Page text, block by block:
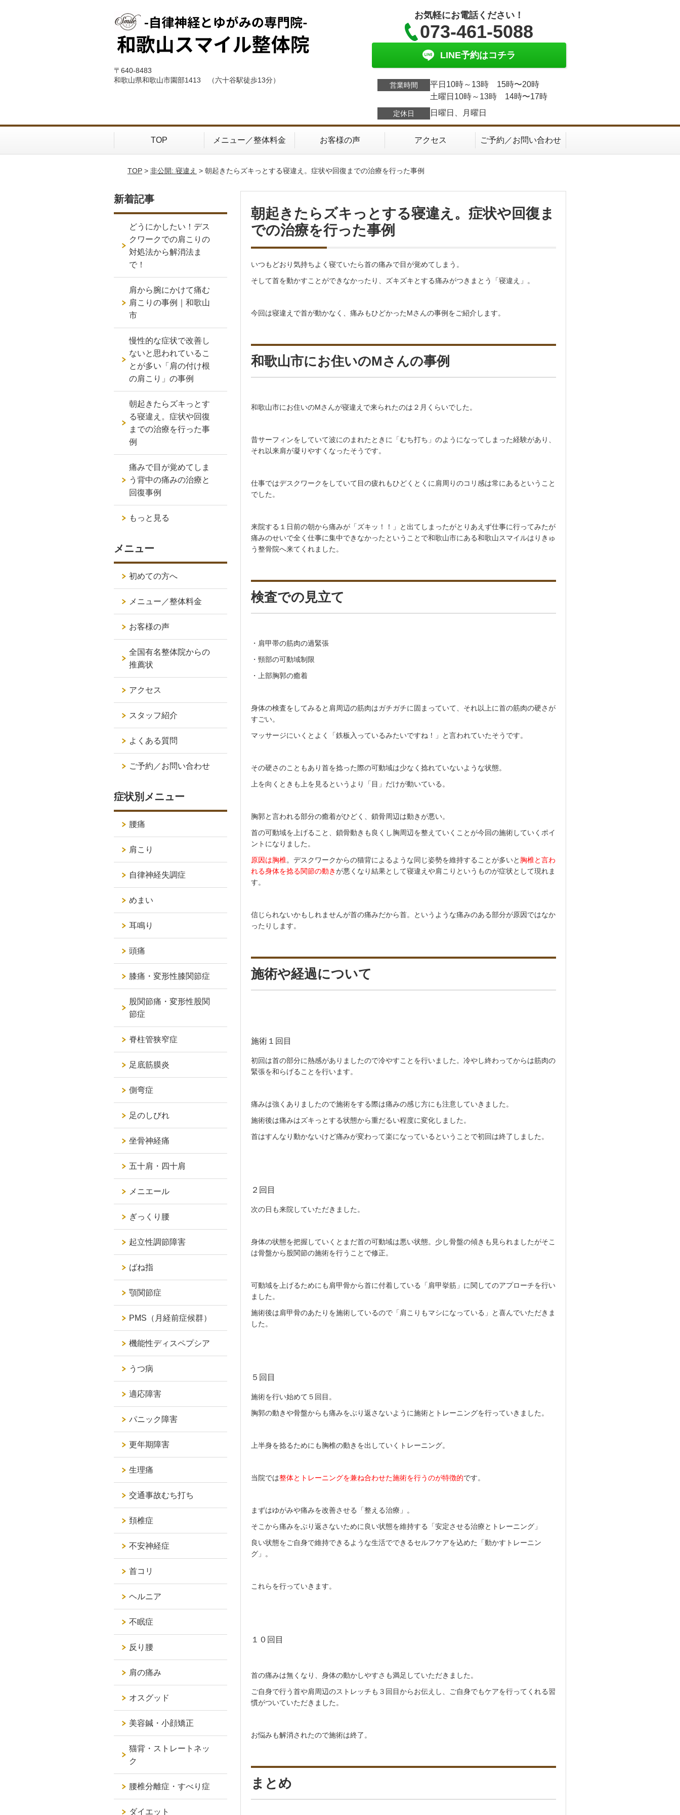
〒640-8483
和歌山県和歌山市園部1413 （六十谷駅徒歩13分）
お気軽にお電話ください！
073-461-5088
LINE予約はコチラ
営業時間
平日10時～13時 15時〜20時
土曜日10時～13時 14時〜17時
定休日 日曜日、月曜日
TOP メニュー／整体料金 お客様の声 アクセス ご予約／お問い合わせ
TOP> 非公開: 寝違え > 朝起きたらズキっとする寝違え。症状や回復までの治療を行った事例
朝起きたらズキっとする寝違え。症状や回復ま
での治療を行った事例
いつもどおり気持ちよく寝ていたら首の痛みで目が覚めてしまう。
そして首を動かすことができなかったり、ズキズキとする痛みがつきまとう「寝違え」。
今回は寝違えで首が動かなく、痛みもひどかったMさんの事例をご紹介します。
和歌山市にお住いのMさんの事例
和歌山市にお住いのMさんが寝違えで来られたのは２月くらいでした。
昔サーフィンをしていて波にのまれたときに「むち打ち」のようになってしまった経験があり、
それ以来肩が凝りやすくなったそうです。
仕事ではデスクワークをしていて目の疲れもひどくとくに肩周りのコリ感は常にあるということ
でした。
来院する１日前の朝から痛みが「ズキッ！！」と出てしまったがとりあえず仕事に行ってみたが
痛みのせいで全く仕事に集中できなかったということで和歌山市にある和歌山スマイルはりきゅ
う整骨院へ来てくれました。
検査での見立て
・肩甲帯の筋肉の過緊張
・頸部の可動域制限
・上部胸郭の癒着
身体の検査をしてみると肩周辺の筋肉はガチガチに固まっていて、それ以上に首の筋肉の硬さが
すごい。
マッサージにいくとよく「鉄板入っているみたいですね！」と言われていたそうです。
その硬さのこともあり首を捻った際の可動域は少なく捻れていないような状態。
上を向くときも上を見るというより「目」だけが動いている。
胸郭と言われる部分の癒着がひどく、鎖骨周辺は動きが悪い。
首の可動域を上げること、鎖骨動きも良くし胸周辺を整えていくことが今回の施術していくポイ
ントになりました。
原因は胸椎。デスクワークからの猫背によるような同じ姿勢を維持することが多いと 胸椎と言わ
れる身体を捻る関節の動きが悪くなり結果として寝違えや肩こりというものが症状として現れま
す。
信じられないかもしれませんが首の痛みだから首。というような痛みのある部分が原因ではなか
ったりします。
施術や経過について
施術１回目
初回は首の部分に熱感がありましたので冷やすことを行いました。冷やし終わってからは筋肉の
緊張を和らげることを行います。
痛みは強くありましたので施術をする際は痛みの感じ方にも注意していきました。
施術後は痛みはズキっとする状態から重だるい程度に変化しました。
首はすんなり動かないけど痛みが変わって楽になっているということで初回は終了しました。
２回目
次の日も来院していただきました。
身体の状態を把握していくとまだ首の可動域は悪い状態。少し骨盤の傾きも見られましたがそこ
は骨盤から股関節の施術を行うことで修正。
可動域を上げるためにも肩甲骨から首に付着している「肩甲挙筋」に関してのアプローチを行い
ました。
施術後は肩甲骨のあたりを施術しているので「肩こりもマシになっている」と喜んでいただきま
した。
５回目
施術を行い始めて５回目。
胸郭の動きや骨盤からも痛みをぶり返さないように施術とトレーニングを行っていきました。
上半身を捻るためにも胸椎の動きを出していくトレーニング。
当院では整体とトレーニングを兼ね合わせた施術を行うのが特徴的です。
まずはゆがみや痛みを改善させる「整える治療」。
そこから痛みをぶり返さないために良い状態を維持する「安定させる治療とトレーニング」
良い状態をご自身で維持できるような生活でできるセルフケアを込めた「動かすトレーニン
グ」。
これらを行っていきます。
１０回目
首の痛みは無くなり、身体の動かしやすさも満足していただきました。
ご自身で行う首や肩周辺のストレッチも３回目からお伝えし、ご自身でもケアを行ってくれる習
慣がついていただきました。
お悩みも解消されたので施術は終了。
まとめ
新着記事
どうにかしたい！デス
クワークでの肩こりの
対処法から解消法ま
で！
肩から腕にかけて痛む
肩こりの事例｜和歌山
市
慢性的な症状で改善し
ないと思われているこ
とが多い「肩の付け根
の肩こり」の事例
朝起きたらズキっとす
る寝違え。症状や回復
までの治療を行った事
例
痛みで目が覚めてしま
う背中の痛みの治療と
回復事例
もっと見る
メニュー
初めての方へ
メニュー／整体料金
お客様の声
全国有名整体院からの
推薦状
アクセス
スタッフ紹介
よくある質問
ご予約／お問い合わせ
症状別メニュー
腰痛
肩こり
自律神経失調症
めまい
耳鳴り
頭痛
膝痛・変形性膝関節症
股関節痛・変形性股関
節症
脊柱管狭窄症
足底筋膜炎
側弯症
足のしびれ
坐骨神経痛
五十肩・四十肩
メニエール
ぎっくり腰
起立性調節障害
ばね指
顎関節症
PMS（月経前症候群）
機能性ディスペプシア
うつ病
適応障害
パニック障害
更年期障害
生理痛
交通事故むち打ち
頚椎症
不安神経症
首コリ
ヘルニア
不眠症
反り腰
肩の痛み
オスグッド
美容鍼・小顔矯正
猫背・ストレートネッ
ク
腰椎分離症・すべり症
ダイエット